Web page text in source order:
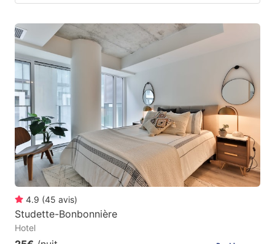
4.9 (45 avis)
Studette-Bonbonnière
Hotel